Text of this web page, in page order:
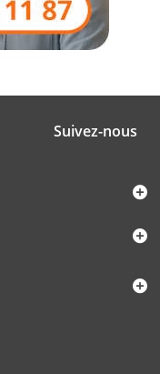
Suivez-nous